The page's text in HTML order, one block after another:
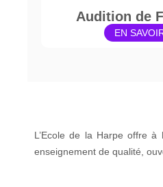
Audition de
EN
L’Ecole de la Harpe offre
enseignement de qualité,